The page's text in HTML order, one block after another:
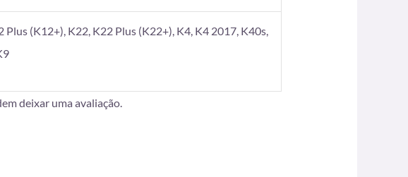
(K12+), K22, K22 Plus (K22+), K4, K4 2017, K40s,
deixar uma avaliação.